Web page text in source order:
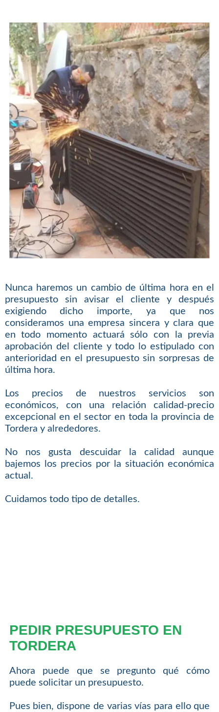
Nunca haremos un cambio de última hora en el
presupuesto sin avisar el cliente y después
exigiendo dicho importe, ya que nos
consideramos una empresa sincera y clara que
en todo momento actuará sólo con la previa
aprobación del cliente y todo lo estipulado con
anterioridad en el presupuesto sin sorpresas de
última hora.
Los precios de nuestros servicios son
económicos, con una relación calidad-precio
excepcional en el sector en toda la provincia de
Tordera y alrededores.
No nos gusta descuidar la calidad aunque
bajemos los precios por la situación económica
actual.
Cuidamos todo tipo de detalles.
PEDIR PRESUPUESTO EN
TORDERA
Ahora puede que se pregunto qué cómo
puede solicitar un presupuesto.
Pues bien, dispone de varias vías para ello que